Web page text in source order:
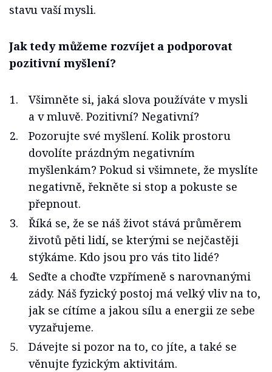
stavu vaší mysli.
Jak tedy můžeme rozvíjet a podporovat
pozitivní myšlení?
Všimněte si, jaká slova používáte v mysli
a v mluvě. Pozitivní? Negativní?
Pozorujte své myšlení. Kolik prostoru
dovolíte prázdným negativním
myšlenkám? Pokud si všimnete, že myslíte
negativně, řekněte si stop a pokuste se
přepnout.
Říká se, že se náš život stává průměrem
životů pěti lidí, se kterými se nejčastěji
stýkáme. Kdo jsou pro vás tito lidé?
Seďte a choďte vzpřímeně s narovnanými
zády. Náš fyzický postoj má velký vliv na to,
jak se cítíme a jakou sílu a energii ze sebe
vyzařujeme.
Dávejte si pozor na to, co jíte, a také se
věnujte fyzickým aktivitám.